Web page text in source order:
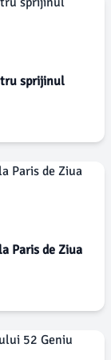
sprijinul
Paris de Ziua